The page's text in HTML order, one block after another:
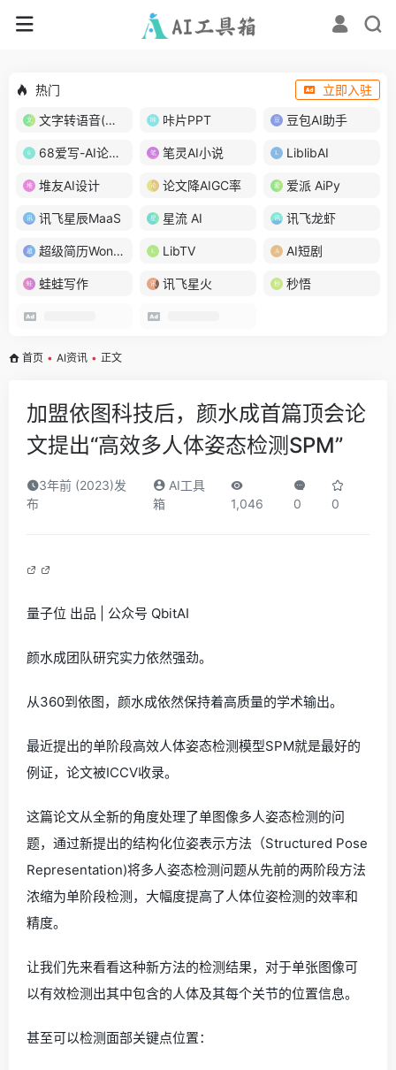
热门
立即入驻
文字转语音(琅琅配音)
咔片PPT 豆包AI助手
68爱写-AI论文写作 笔灵AI小说 LiblibAI
堆友AI设计 论文降AIGC率 爱派 AiPy
讯飞星辰MaaS 星流 AI 讯飞龙虾
超级简历WonderCV LibTV AI短剧
蛙蛙写作 讯飞星火 秒悟
首页 • AI资讯 • 正文
加盟依图科技后，颜水成首篇顶会论
文提出“高效多人体姿态检测SPM”
3年前 (2023)发
布
AI工具
箱
1,046 0 0
量子位 出品 | 公众号 QbitAI
颜水成团队研究实力依然强劲。
从360到依图，颜水成依然保持着高质量的学术输出。
最近提出的单阶段高效人体姿态检测模型SPM就是最好的
例证，论文被ICCV收录。
这篇论文从全新的角度处理了单图像多人姿态检测的问
题，通过新提出的结构化位姿表示方法（Structured Pose
Representation)将多人姿态检测问题从先前的两阶段方法
浓缩为单阶段检测，大幅度提高了人体位姿检测的效率和
精度。
让我们先来看看这种新方法的检测结果，对于单张图像可
以有效检测出其中包含的人体及其每个关节的位置信息。
甚至可以检测面部关键点位置：